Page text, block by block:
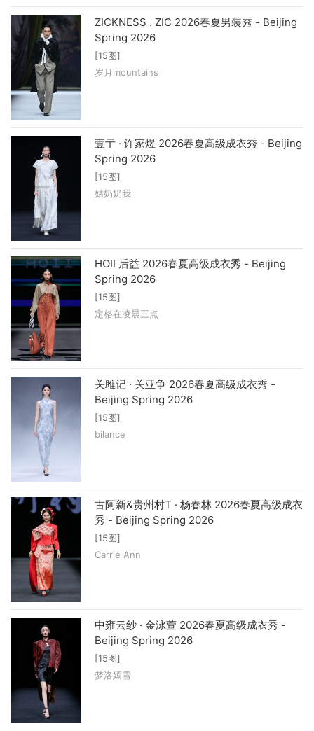
ZICKNESS . ZIC 2026春夏男装秀 - Beijing
Spring 2026
[15图]
岁月mountains
壹亍 · 许家煜 2026春夏高级成衣秀 - Beijing
Spring 2026
[15图]
姑奶奶我
HOII 后益 2026春夏高级成衣秀 - Beijing
Spring 2026
[15图]
定格在凌晨三点
关雎记 · 关亚争 2026春夏高级成衣秀 -
Beijing Spring 2026
[15图]
bilance
古阿新&贵州村T · 杨春林 2026春夏高级成衣
秀 - Beijing Spring 2026
[15图]
Carrie Ann
中雍云纱 · 金泳萱 2026春夏高级成衣秀 -
Beijing Spring 2026
[15图]
梦洛嫣雪